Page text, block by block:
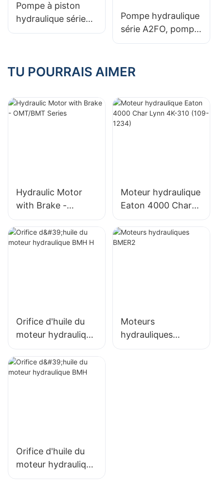
Pompe à piston
hydraulique série
A7V, pompe à
Pompe hydraulique
série A2FO, pompe
à piston, pompe
pour Rexroth
TU POURRAIS AIMER
Hydraulic Motor
with Brake -
OMT/BMT Series
Moteur hydraulique
Eaton 4000 Char
Lynn 4K-310 (109-
1234)
Orifice d'huile du
moteur hydraulique
BMH H
Moteurs
hydrauliques
BMER2
Orifice d'huile du
moteur hydraulique
BMH